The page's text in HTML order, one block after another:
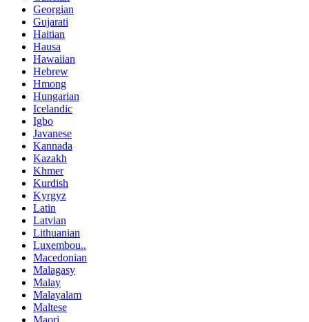
Georgian
Gujarati
Haitian
Hausa
Hawaiian
Hebrew
Hmong
Hungarian
Icelandic
Igbo
Javanese
Kannada
Kazakh
Khmer
Kurdish
Kyrgyz
Latin
Latvian
Lithuanian
Luxembou..
Macedonian
Malagasy
Malay
Malayalam
Maltese